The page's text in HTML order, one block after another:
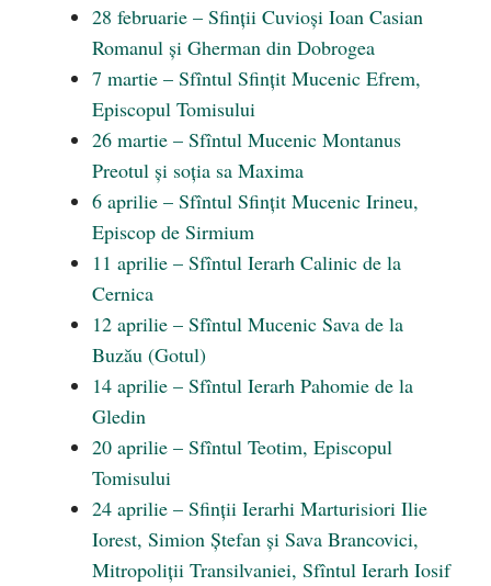
28 februarie – Sfinții Cuvioși Ioan Casian
Romanul și Gherman din Dobrogea
7 martie – Sfîntul Sfințit Mucenic Efrem,
Episcopul Tomisului
26 martie – Sfîntul Mucenic Montanus
Preotul și soția sa Maxima
6 aprilie – Sfîntul Sfințit Mucenic Irineu,
Episcop de Sirmium
11 aprilie – Sfîntul Ierarh Calinic de la
Cernica
12 aprilie – Sfîntul Mucenic Sava de la
Buzău (Gotul)
14 aprilie – Sfîntul Ierarh Pahomie de la
Gledin
20 aprilie – Sfîntul Teotim, Episcopul
Tomisului
24 aprilie – Sfinții Ierarhi Marturisiori Ilie
Iorest, Simion Ștefan și Sava Brancovici,
Mitropoliții Transilvaniei, Sfîntul Ierarh Iosif